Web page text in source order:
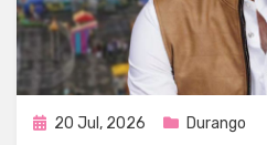
Publicada
20 Jul, 2026 Durango